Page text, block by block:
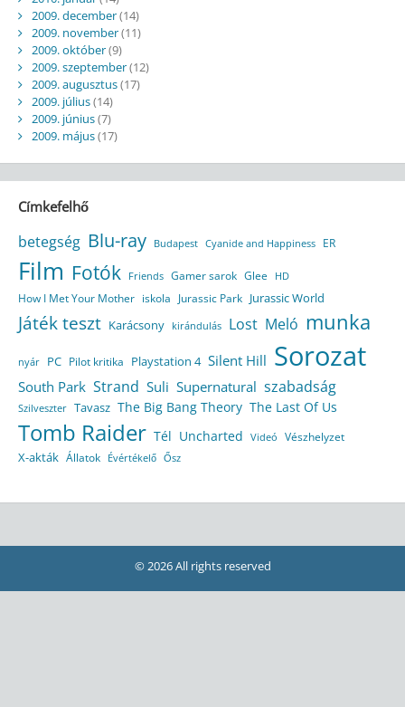
2009. december(14)
2009. november(11)
2009. október(9)
2009. szeptember(12)
2009. augusztus(17)
2009. július(14)
2009. június(7)
2009. május(17)
Címkefelhő
betegség Blu-ray Budapest Cyanide and Happiness ER
Film Fotók Friends Gamer sarok Glee HD
How I Met Your Mother iskola Jurassic Park Jurassic World
Játék teszt Karácsony kirándulás Lost Meló munka
nyár PC Pilot kritika Playstation 4 Silent Hill Sorozat
South Park Strand Suli Supernatural szabadság
Szilveszter Tavasz The Big Bang Theory The Last Of Us
Tomb Raider Tél Uncharted Videó Vészhelyzet
X-akták Állatok Évértékelő Ősz
© 2026 All rights reserved